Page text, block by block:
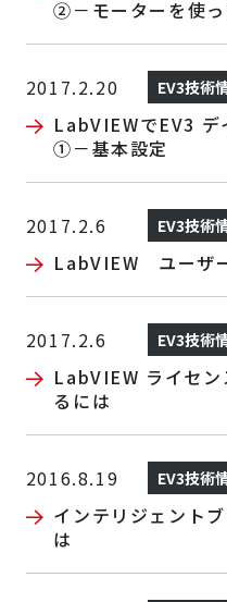
②－モーターを使
2017.2.20 EV3技術
LabVIEWでEV3 デ
①－基本設定
2017.2.6 EV3技術
LabVIEW ユーザ
2017.2.6 EV3技術
LabVIEW ライセン
るには
2016.8.19 EV3技術
インテリジェント
は